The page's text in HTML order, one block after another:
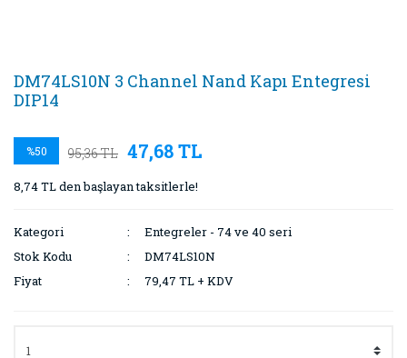
DM74LS10N 3 Channel Nand Kapı Entegresi
DIP14
%50 95,36 TL 47,68 TL
8,74 TL den başlayan taksitlerle!
Kategori
Entegreler - 74 ve 40 seri
Stok Kodu
DM74LS10N
Fiyat
79,47 TL + KDV